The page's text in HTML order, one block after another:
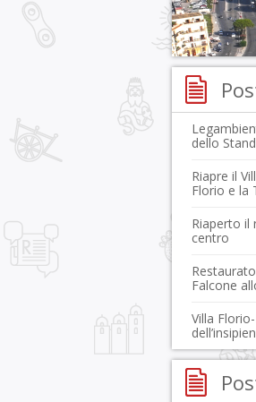
dello
Riapre il
Florio e la
Riaperto il
centro
Falcone
Villa